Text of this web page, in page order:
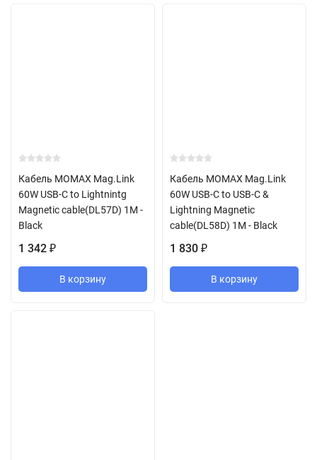
Кабель MOMAX Mag.Link
60W USB-C to Lightnintg
Magnetic cable(DL57D) 1M -
Black
1 342 ₽
В корзину
Кабель MOMAX Mag.Link
60W USB-C to USB-C &
Lightning Magnetic
cable(DL58D) 1M - Black
1 830 ₽
В корзину